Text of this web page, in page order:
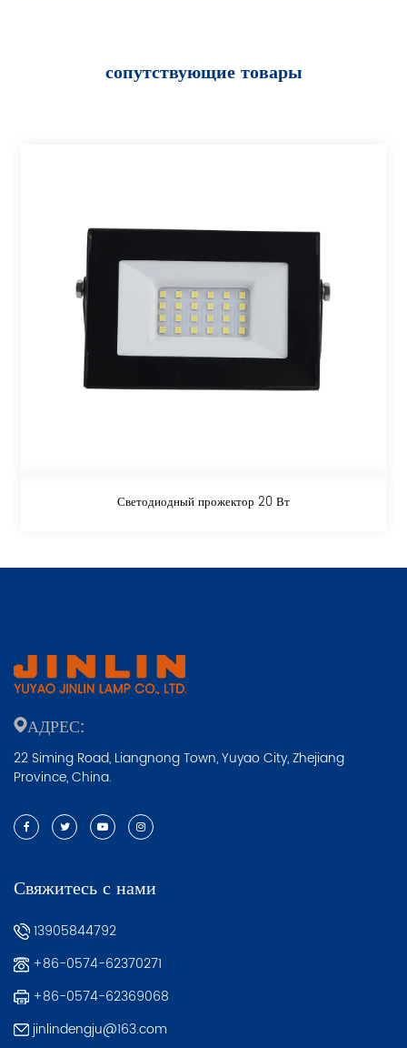
сопутствующие товары
Светодиодный прожектор 20 Вт
АДРЕС:
22 Siming Road, Liangnong Town, Yuyao City, Zhejiang
Province, China.
Свяжитесь с нами
13905844792
+86-0574-62370271
+86-0574-62369068
jinlindengju@163.com